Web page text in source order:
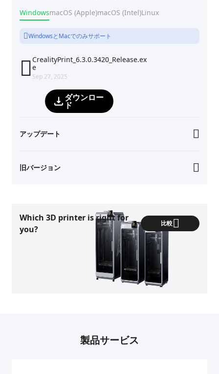
WindowsmacOS (Apple)macOS (Intel)Linux
WindowsとMacでのみサポート
 CrealityPrint_6.3.0.3420_Release.ex
e
Sep 27, 2025
ダウンロー
ド
アップデート
旧バージョン
Which 3D printer is right for
you?
比較
製品サービス